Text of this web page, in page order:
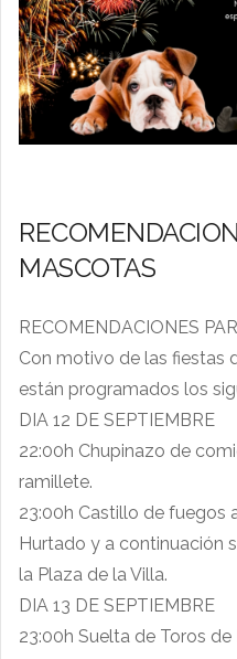
MASCOTAS
RECOMENDACIONES
Con motivo de las fiestas
están programados los
DIA 12 DE SEPTIEMBRE
22:00h Chupinazo de
ramillete.
23:00h Castillo de fuegos
Hurtado y a continuación
la Plaza de la Villa.
DIA 13 DE SEPTIEMBRE
23:00h Suelta de Toros